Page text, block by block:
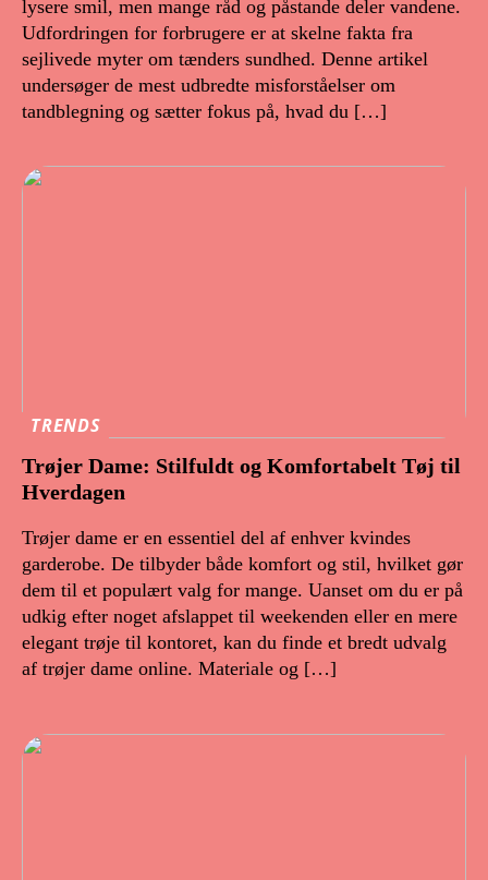
lysere smil, men mange råd og påstande deler vandene.
Udfordringen for forbrugere er at skelne fakta fra
sejlivede myter om tænders sundhed. Denne artikel
undersøger de mest udbredte misforståelser om
tandblegning og sætter fokus på, hvad du […]
TRENDS
Trøjer Dame: Stilfuldt og Komfortabelt Tøj til
Hverdagen
Trøjer dame er en essentiel del af enhver kvindes
garderobe. De tilbyder både komfort og stil, hvilket gør
dem til et populært valg for mange. Uanset om du er på
udkig efter noget afslappet til weekenden eller en mere
elegant trøje til kontoret, kan du finde et bredt udvalg
af trøjer dame online. Materiale og […]